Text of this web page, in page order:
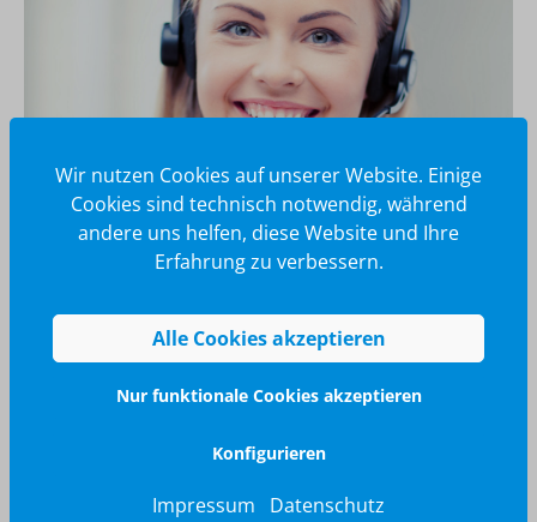
040 / 570 18 25 70
info@brilliant-promotion.com
Jetzt anfragen
Wir nutzen Cookies auf unserer Website. Einige
Cookies sind technisch notwendig, während
andere uns helfen, diese Website und Ihre
Erfahrung zu verbessern.
Alle Cookies akzeptieren
Nur funktionale Cookies akzeptieren
Konfigurieren
Impressum Datenschutz